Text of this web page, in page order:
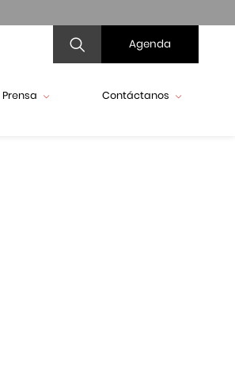
Agenda
Prensa Contáctanos